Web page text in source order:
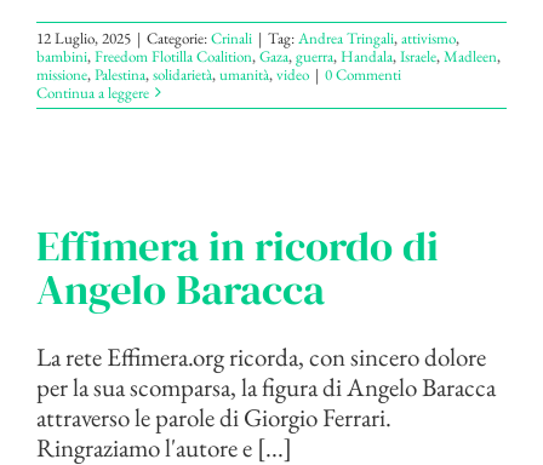
12 Luglio, 2025 | Categorie:Crinali | Tag:Andrea Tringali,attivismo,
bambini,Freedom Flotilla Coalition,Gaza,guerra,Handala,Israele,Madleen,
missione,Palestina,solidarietà,umanità,video | 0 Commenti
Continua a leggere
Effimera in ricordo di
Angelo Baracca
La rete Effimera.org ricorda, con sincero dolore
per la sua scomparsa, la figura di Angelo Baracca
attraverso le parole di Giorgio Ferrari.
Ringraziamo l'autore e [...]